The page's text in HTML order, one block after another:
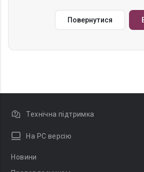
Повернутися
Технічна підтримка
На PC версію
Новини